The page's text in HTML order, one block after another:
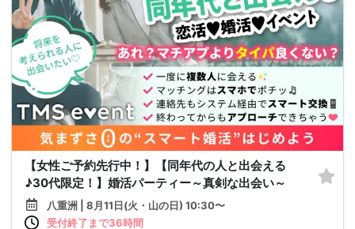
【女性ご予約先行中！】【同年代の人と出会える
♪30代限定！】婚活パーティー～真剣な出会い～
八重洲 | 8月11日(火・山の日) 10:30〜
受付終了まで36時間